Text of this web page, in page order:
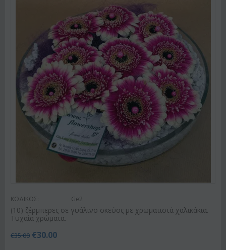
ΚΩΔΙΚΟΣ: Ge2
(10) ζέρμπερες σε γυάλινο σκεύος με χρωματιστά χαλικάκια.
Τυχαία χρώματα.
€35.00 €30.00